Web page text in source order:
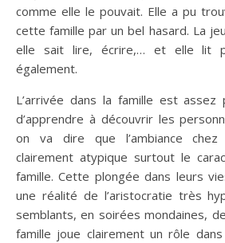
comme elle le pouvait. Elle a pu
cette famille par un bel hasard. La
elle sait lire, écrire,… et elle lit
également.
L’arrivée dans la famille est assez
d’apprendre à découvrir les
on va dire que l’ambiance
clairement atypique surtout le
famille. Cette plongée dans leurs
une réalité de l’aristocratie très
semblants, en soirées mondaines,
famille joue clairement un rôle